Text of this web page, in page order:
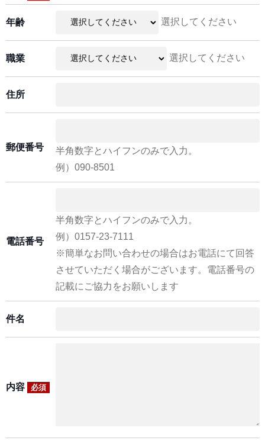
年齢 選択してください
職業 選択してください
住所
郵便番号
半角数字とハイフンのみで入力。
例）090-8501
電話番号
半角数字とハイフンのみで入力。
例）0157-23-7111
※簡単なお問い合わせの場合はお電話にて回答
させていただく場合がございます。電話番号の
記載にご協力をお願いします
件名
内容 必須